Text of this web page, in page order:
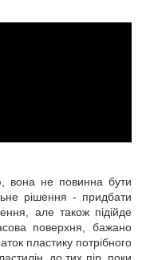
вона не повинна бути
рішення - придбати
але також підійде
поверхня, бажано
пластику потрібного
до тих пір, поки